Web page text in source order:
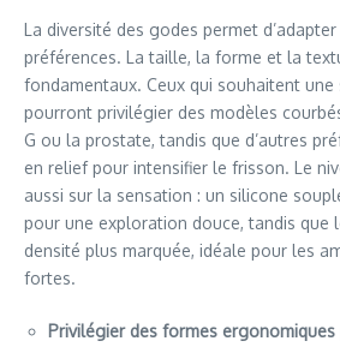
La diversité des godes permet
préférences. La taille, la forme et la
fondamentaux. Ceux qui souhaitent
pourront privilégier des modèles
G ou la prostate, tandis que d’autres
en relief pour intensifier le frisson. Le
aussi sur la sensation : un silicone
pour une exploration douce, tandis que
densité plus marquée, idéale pour les
fortes.
Privilégier des formes ergonomiques